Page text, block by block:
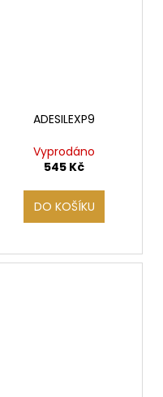
ADESILEXP9
Vyprodáno
545 Kč
DO KOŠÍKU